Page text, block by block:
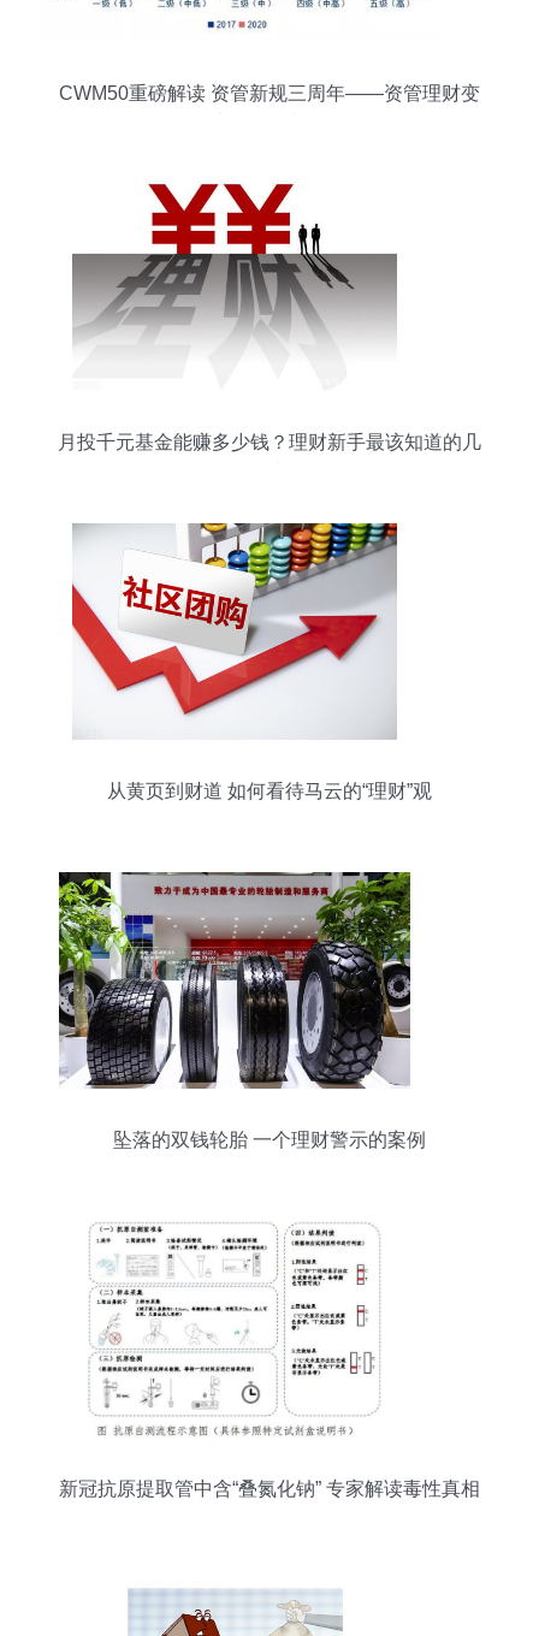
CWM50重磅解读 资管新规三周年——资管理财变
月投千元基金能赚多少钱？理财新手最该知道的几
从黄页到财道 如何看待马云的“理财”观
坠落的双钱轮胎 一个理财警示的案例
新冠抗原提取管中含“叠氮化钠” 专家解读毒性真相